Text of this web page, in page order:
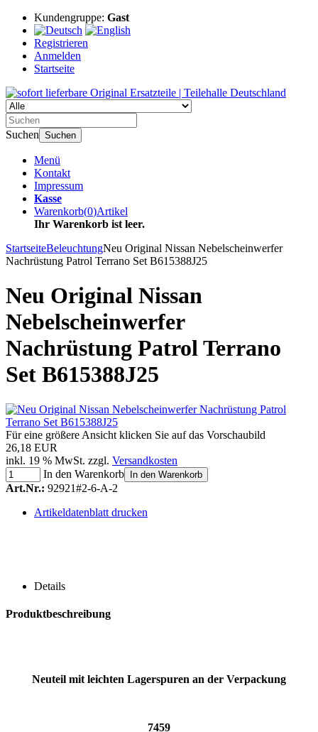
Kundengruppe: Gast
Registrieren
Anmelden
Startseite
Suchen Suchen
Menü
Kontakt
Impressum
Kasse
Warenkorb(0)Artikel
Ihr Warenkorb ist leer.
StartseiteBeleuchtungNeu Original Nissan Nebelscheinwerfer
Nachrüstung Patrol Terrano Set B615388J25
Neu Original Nissan
Nebelscheinwerfer
Nachrüstung Patrol Terrano
Set B615388J25
Für eine größere Ansicht klicken Sie auf das Vorschaubild
26,18 EUR
inkl. 19 % MwSt. zzgl. Versandkosten
In den Warenkorb
In den Warenkorb
Art.Nr.: 92921#2-6-A-2
Artikeldatenblatt drucken
Details
Produktbeschreibung
Neuteil mit leichten Lagerspuren an der Verpackung
7459